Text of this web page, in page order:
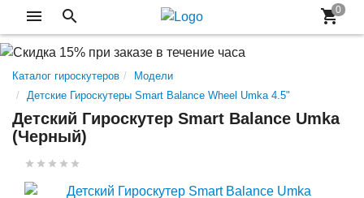
Каталог гироскутеров
Модели
Детские Гироскутеры Smart Balance Wheel Umka 4.5"
Детский Гироскутер Smart Balance Umka
(Черный)